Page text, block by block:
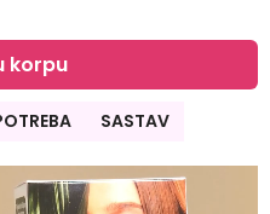
korpu
SASTAV